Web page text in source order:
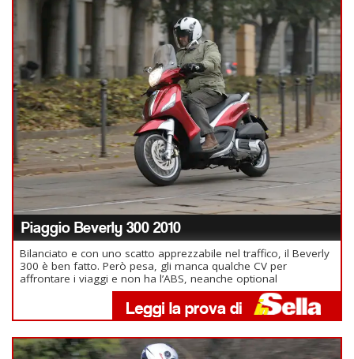
Piaggio Beverly 300 2010
Bilanciato e con uno scatto apprezzabile nel traffico, il Beverly
300 è ben fatto. Però pesa, gli manca qualche CV per
affrontare i viaggi e non ha l’ABS, neanche optional